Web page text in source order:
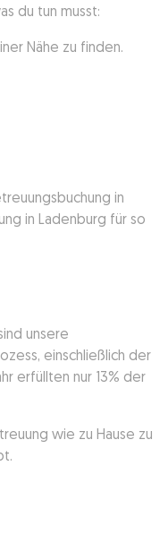
du tun musst:
Nähe zu finden.
in
in Ladenburg für so
unsere
einschließlich der
erfüllten nur 13% der
wie zu Hause zu